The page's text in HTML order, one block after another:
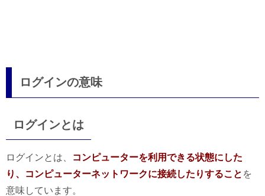
ログインの意味
ログインとは
ログインとは、
コンピューターを利用できる状態にした
り、コンピューターネットワークに接続したりすること を
意味しています。